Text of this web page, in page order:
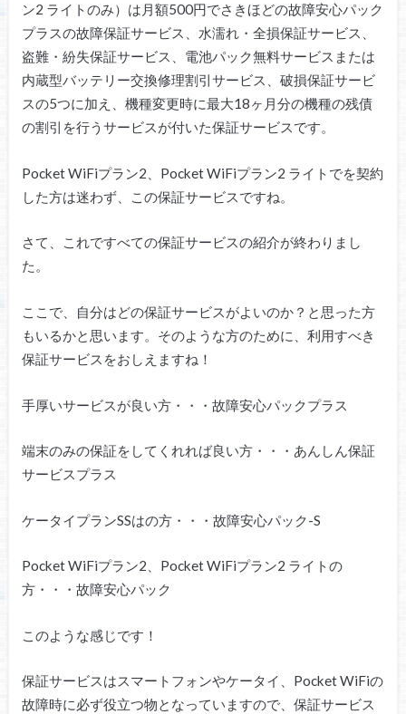
ン2 ライトのみ）は月額500円でさきほどの故障安心パック
プラスの故障保証サービス、水濡れ・全損保証サービス、
盗難・紛失保証サービス、電池パック無料サービスまたは
内蔵型バッテリー交換修理割引サービス、破損保証サービ
スの5つに加え、機種変更時に最大18ヶ月分の機種の残債
の割引を行うサービスが付いた保証サービスです。
Pocket WiFiプラン2、Pocket WiFiプラン2 ライトでを契約
した方は迷わず、この保証サービスですね。
さて、これですべての保証サービスの紹介が終わりまし
た。
ここで、自分はどの保証サービスがよいのか？と思った方
もいるかと思います。そのような方のために、利用すべき
保証サービスをおしえますね！
手厚いサービスが良い方・・・故障安心パックプラス
端末のみの保証をしてくれれば良い方・・・あんしん保証
サービスプラス
ケータイプランSSはの方・・・故障安心パック-S
Pocket WiFiプラン2、Pocket WiFiプラン2 ライトの
方・・・故障安心パック
このような感じです！
保証サービスはスマートフォンやケータイ、Pocket WiFiの
故障時に必ず役立つ物となっていますので、保証サービス